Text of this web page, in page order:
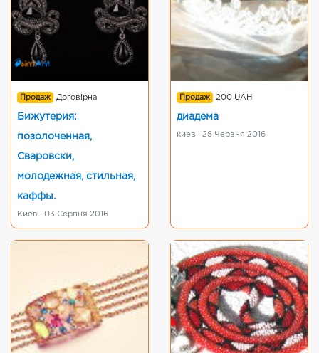
Продаж Договірна
Бижутерия:
позолоченная,
Сваровски,
молодежная, стильная,
каффы.
Киев · 03 Серпня 2016
Продаж 200 UAH
диадема
киев · 28 Червня 2016